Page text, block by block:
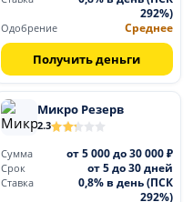
292%)
Одобрение Среднее
Получить деньги
Микро Резерв
2.3
Сумма от 5 000 до 30 000 ₽
Срок от 5 до 30 дней
Ставка
0,8% в день (ПСК
292%)